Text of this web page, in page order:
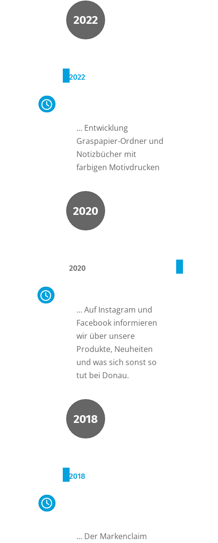
2022
2022
… Entwicklung
Graspapier-Ordner und
Notizbücher mit
farbigen Motivdrucken
2020
2020
… Auf Instagram und
Facebook informieren
wir über unsere
Produkte, Neuheiten
und was sich sonst so
tut bei Donau.
2018
2018
… Der Markenclaim